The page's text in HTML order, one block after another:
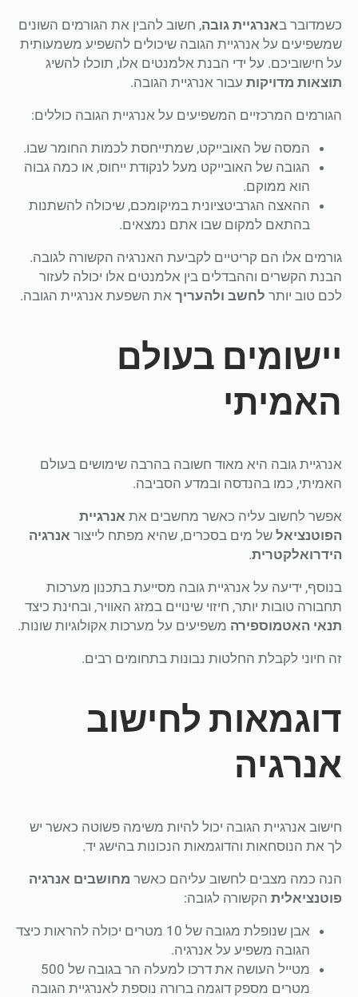
כשמדובר באנרגיית גובה, חשוב להבין את הגורמים השונים
שמשפיעים על אנרגיית הגובה שיכולים להשפיע משמעותית
על חישוביכם. על ידי הבנת אלמנטים אלו, תוכלו להשיג
תוצאות מדויקות עבור אנרגיית הגובה.
הגורמים המרכזיים המשפיעים על אנרגיית הגובה כוללים:
המסה של האובייקט, שמתייחסת לכמות החומר שבו.
הגובה של האובייקט מעל לנקודת ייחוס, או כמה גבוה
הוא ממוקם.
ההאצה הגרביטציונית במיקומכם, שיכולה להשתנות
בהתאם למקום שבו אתם נמצאים.
גורמים אלו הם קריטיים לקביעת האנרגיה הקשורה לגובה.
הבנת הקשרים וההבדלים בין אלמנטים אלו יכולה לעזור
לכם טוב יותר לחשב ולהעריך את השפעת אנרגיית הגובה.
יישומים בעולם
האמיתי
אנרגיית גובה היא מאוד חשובה בהרבה שימושים בעולם
האמיתי, כמו בהנדסה ובמדע הסביבה.
אפשר לחשוב עליה כאשר מחשבים את אנרגיית
הפוטנציאל של מים בסכרים, שהיא מפתח לייצור אנרגיה
הידרואלקטרית.
בנוסף, ידיעה על אנרגיית גובה מסייעת בתכנון מערכות
תחבורה טובות יותר, חיזוי שינויים במזג האוויר, ובחינת כיצד
תנאי האטמוספירה משפיעים על מערכות אקולוגיות שונות.
זה חיוני לקבלת החלטות נבונות בתחומים רבים.
דוגמאות לחישוב
אנרגיה
חישוב אנרגיית הגובה יכול להיות משימה פשוטה כאשר יש
לך את הנוסחאות והדוגמאות הנכונות בהישג יד.
הנה כמה מצבים לחשוב עליהם כאשר מחושבים אנרגיה
פוטנציאלית הקשורה לגובה:
אבן שנופלת מגובה של 10 מטרים יכולה להראות כיצד
הגובה משפיע על אנרגיה.
מטייל העושה את דרכו למעלה הר בגובה של 500
מטרים מספק דוגמה ברורה נוספת לאנרגיית הגובה